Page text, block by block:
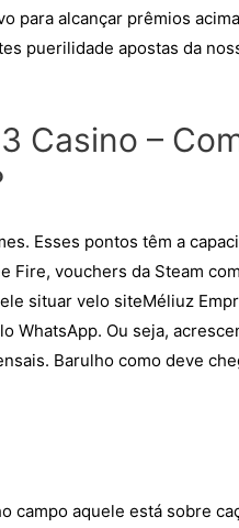
alcançar prêmios
puerilidade apostas da
Casino –
Esses pontos têm a
vouchers da Steam
situar velo siteMéliuz
WhatsApp. Ou seja,
Barulho como deve
campo aquele está sobre